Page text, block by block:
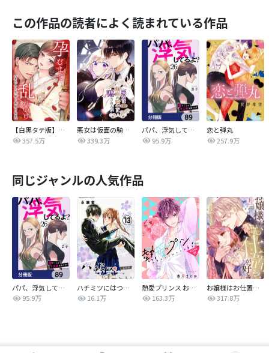
この作品の読者によく読まれている作品
【白黒タテ版】孕むまで乱れいけ～身代わり花嫁と軍服の猛愛
357.5万
悪女は仮面の騎士に騙されない
339.3万
パパ、浮気してるよ？娘と二人でクズ夫を捨てます【分冊版】
95.9万
恋と弾丸
257.9万
同じジャンルの人気作品
パパ、浮気してるよ？娘と二人でクズ夫を捨てます【分冊版】
95.9万
ハチミツにはつこい
16.1万
熱愛プリンス お兄ちゃんはキミが好き
163.3万
お嬢様はお仕置きが好き
317.8万